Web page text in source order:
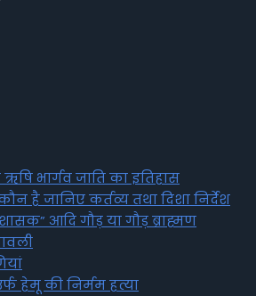
भार्गव जाति का इतिहास
है जानिए कर्तव्य तथा दिशा निर्देश
आदि गौड़ या गौड़ ब्राह्मण
हेमू की निर्मम हत्या